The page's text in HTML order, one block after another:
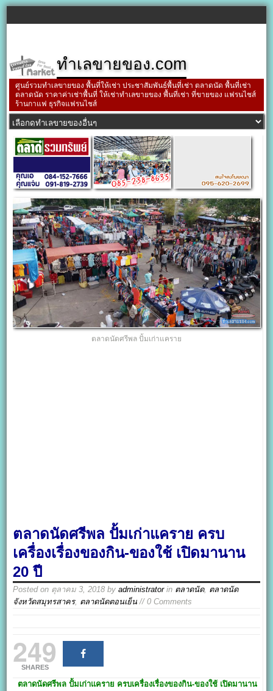
ทำเลขายของ.com
ศูนย์รวมทำเลขายของ พื้นที่ให้เช่า ประชาสัมพันธ์พื้นที่เช่า ตลาดนัด พื้นที่เช่า
ตลาดนัด ราคาค่าเช่าพื้นที่ ให้เช่าทำเลขายของ พื้นที่เช่า ที่ขายของ แฟรนไชส์
ร้านกาแฟ ธุรกิจแฟรนไชส์
ตลาดนัดศรีพล ปั้มเก่าแคราย
ตลาดนัดศรีพล ปั้มเก่าแคราย ครบ
เครื่องเรื่องของกิน-ของใช้ เปิดมานาน
20 ปี
Posted on ตุลาคม 3, 2018 byadministratorin ตลาดนัด, ตลาดนัด
จังหวัดสมุทรสาคร, ตลาดนัดตอนเย็น // 0 Comments
249
SHARES
ตลาดนัดศรีพล ปั้มเก่าแคราย ครบเครื่องเรื่องของกิน-ของใช้ เปิดมานาน